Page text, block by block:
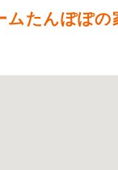
ムたんぽぽの